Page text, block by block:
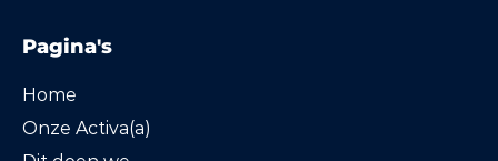
Pagina's
Home
Onze Activa(a)